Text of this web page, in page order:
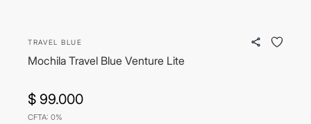
TRAVEL BLUE
Mochila Travel Blue Venture Lite
$ 99.000
CFTA: 0%
4. termo stanley
6. vino
7